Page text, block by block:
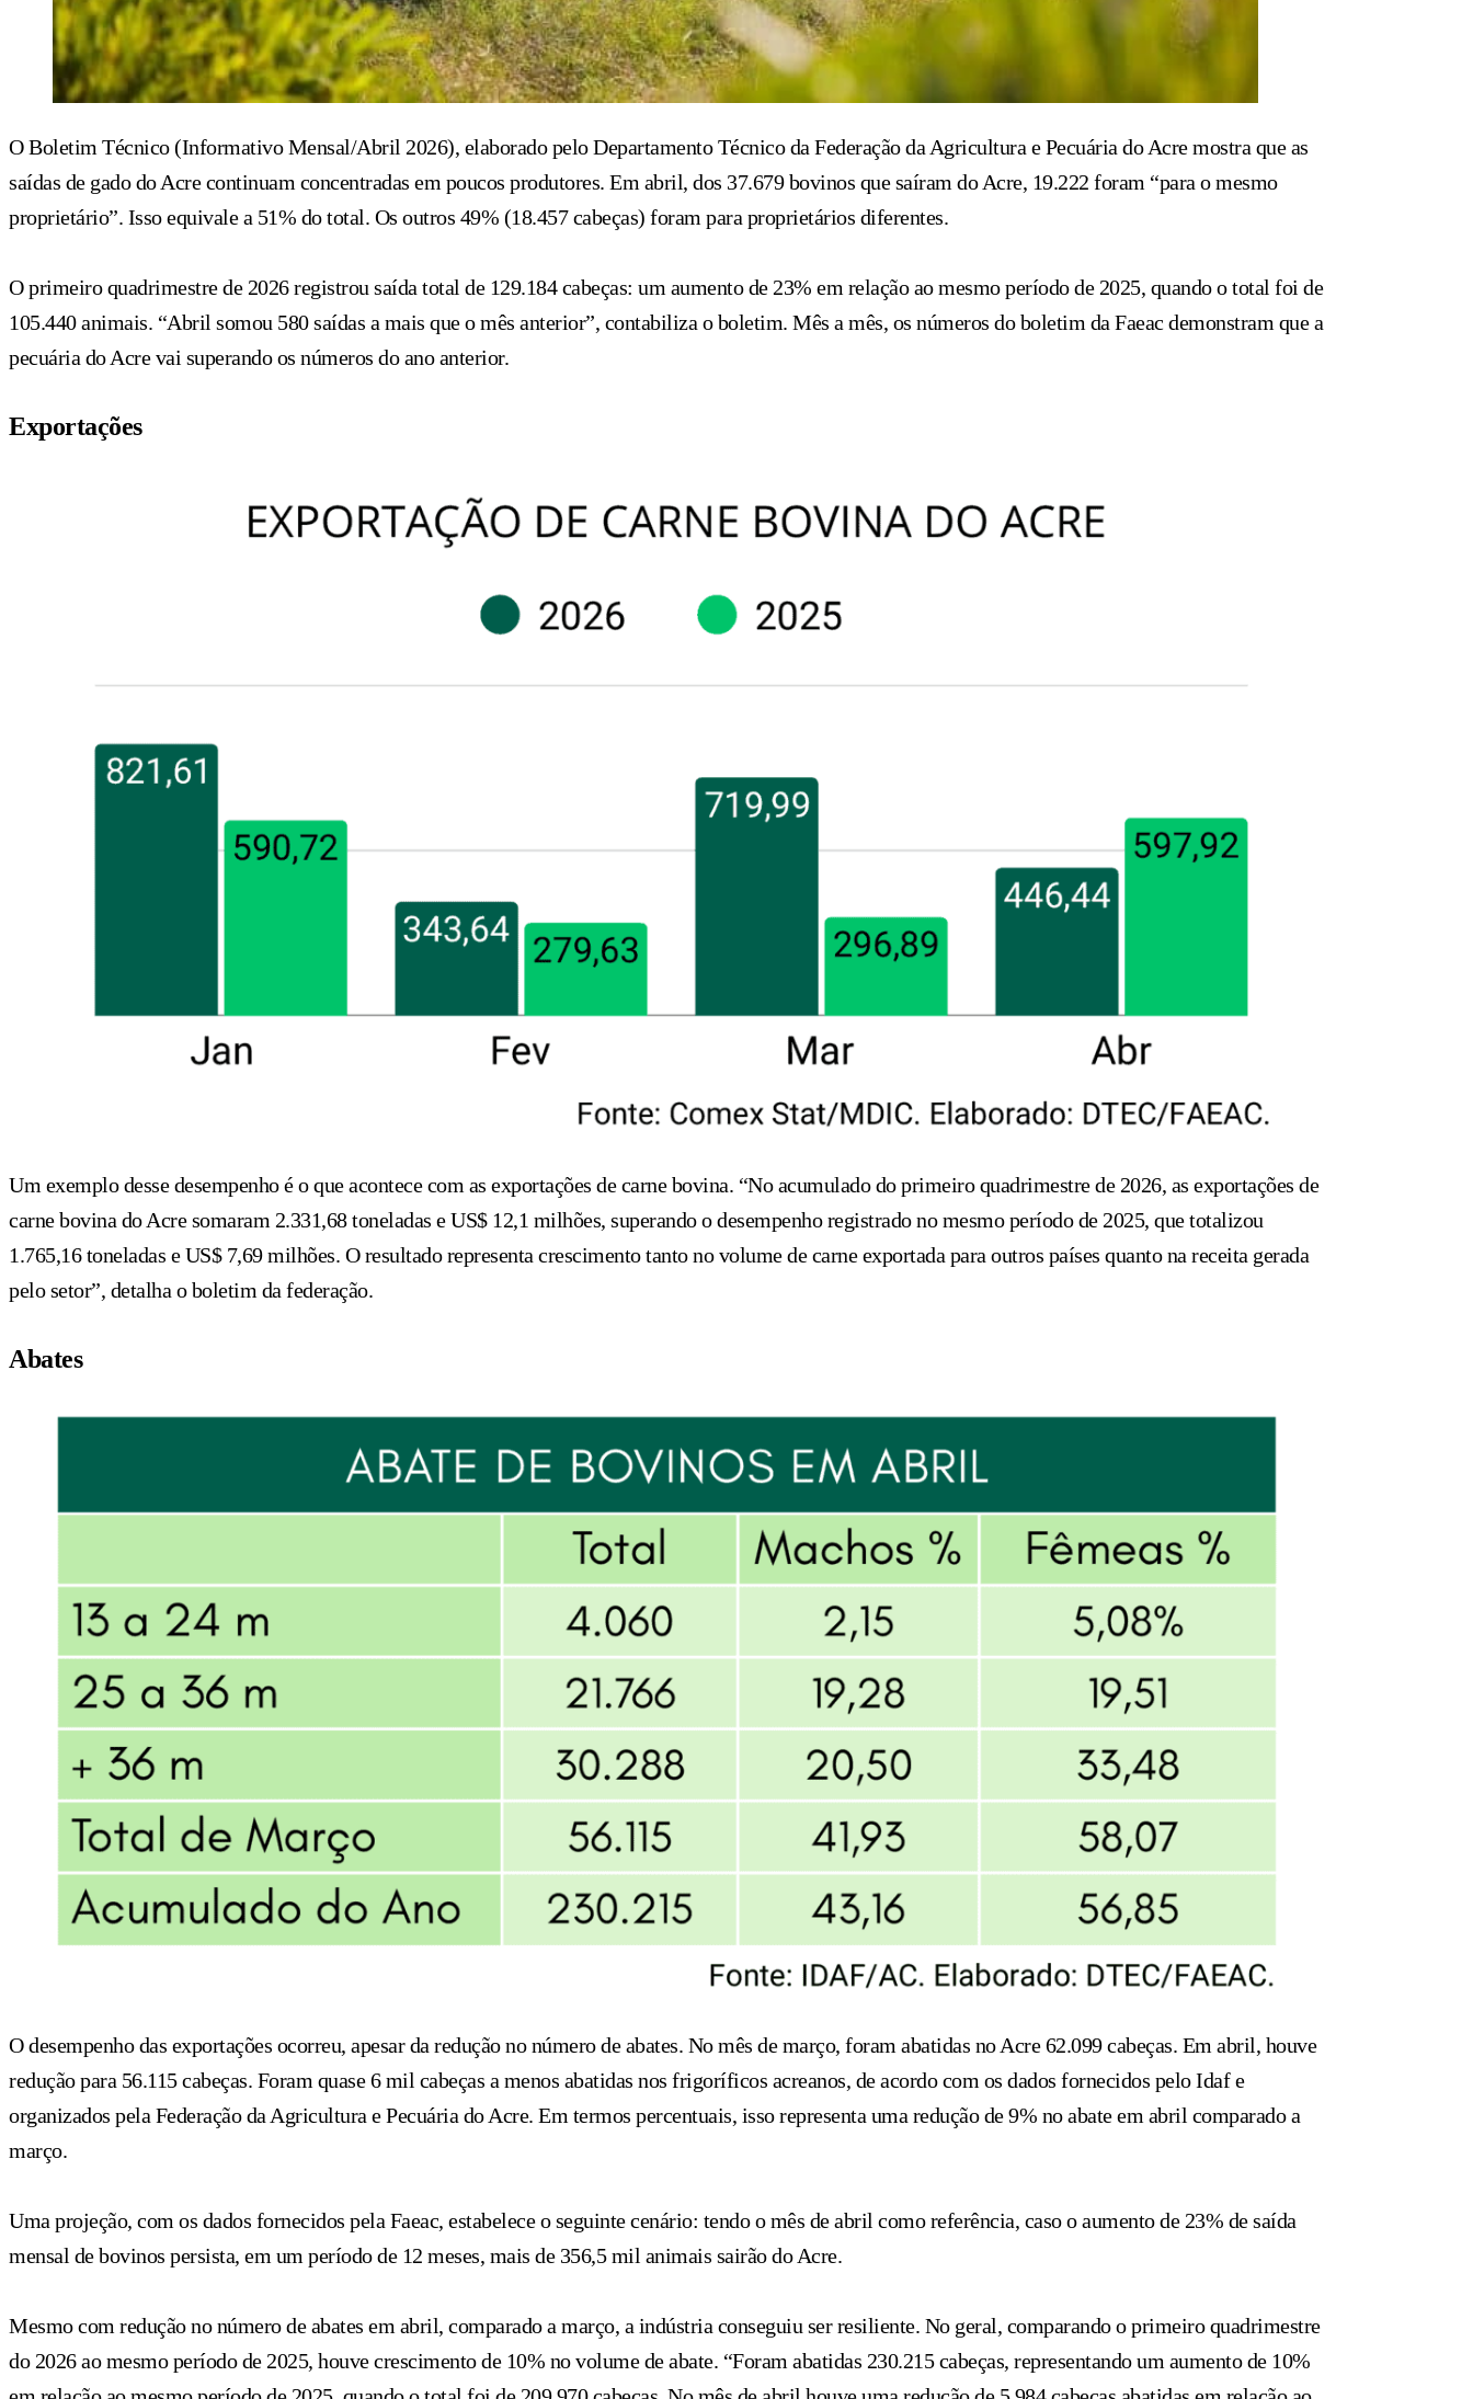
O Boletim Técnico (Informativo Mensal/Abril 2026), elaborado pelo Departamento Técnico da Federação da Agricultura e Pecuária do Acre mostra que as
saídas de gado do Acre continuam concentradas em poucos produtores. Em abril, dos 37.679 bovinos que saíram do Acre, 19.222 foram “para o mesmo
proprietário”. Isso equivale a 51% do total. Os outros 49% (18.457 cabeças) foram para proprietários diferentes.
O primeiro quadrimestre de 2026 registrou saída total de 129.184 cabeças: um aumento de 23% em relação ao mesmo período de 2025, quando o total foi de
105.440 animais. “Abril somou 580 saídas a mais que o mês anterior”, contabiliza o boletim. Mês a mês, os números do boletim da Faeac demonstram que a
pecuária do Acre vai superando os números do ano anterior.
Exportações
Um exemplo desse desempenho é o que acontece com as exportações de carne bovina. “No acumulado do primeiro quadrimestre de 2026, as exportações de
carne bovina do Acre somaram 2.331,68 toneladas e US$ 12,1 milhões, superando o desempenho registrado no mesmo período de 2025, que totalizou
1.765,16 toneladas e US$ 7,69 milhões. O resultado representa crescimento tanto no volume de carne exportada para outros países quanto na receita gerada
pelo setor”, detalha o boletim da federação.
Abates
O desempenho das exportações ocorreu, apesar da redução no número de abates. No mês de março, foram abatidas no Acre 62.099 cabeças. Em abril, houve
redução para 56.115 cabeças. Foram quase 6 mil cabeças a menos abatidas nos frigoríficos acreanos, de acordo com os dados fornecidos pelo Idaf e
organizados pela Federação da Agricultura e Pecuária do Acre. Em termos percentuais, isso representa uma redução de 9% no abate em abril comparado a
março.
Uma projeção, com os dados fornecidos pela Faeac, estabelece o seguinte cenário: tendo o mês de abril como referência, caso o aumento de 23% de saída
mensal de bovinos persista, em um período de 12 meses, mais de 356,5 mil animais sairão do Acre.
Mesmo com redução no número de abates em abril, comparado a março, a indústria conseguiu ser resiliente. No geral, comparando o primeiro quadrimestre
do 2026 ao mesmo período de 2025, houve crescimento de 10% no volume de abate. “Foram abatidas 230.215 cabeças, representando um aumento de 10%